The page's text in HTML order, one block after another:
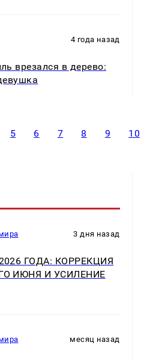
4 года назад
врезался в дерево:
5 6 7 8 9 10
3 дня назад
ГОДА: КОРРЕКЦИЯ
ИЮНЯ И УСИЛЕНИЕ
месяц назад